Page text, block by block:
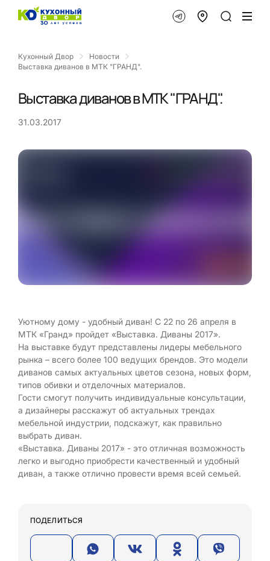
Кухонный Двор
Новости
Выставка диванов в МТК "ГРАНД".
Выставка диванов в МТК "ГРАНД".
31.03.2017
Уютному дому - удобный диван! С 22 по 26 апреля в
МТК «Гранд» пройдет «Выставка. Диваны 2017».
На выставке будут представлены лидеры мебельного
рынка – всего более 100 ведущих брендов. Это модели
диванов самых актуальных цветов сезона, новых форм,
типов обивки и отделочных материалов.
Гости смогут получить индивидуальные консультации,
а дизайнеры расскажут об актуальных трендах
мебельной индустрии, подскажут, как правильно
выбрать диван.
«Выставка. Диваны 2017» - это отличная возможность
легко и выгодно приобрести качественный и удобный
диван, а также отлично провести время всей семьей.
ПОДЕЛИТЬСЯ